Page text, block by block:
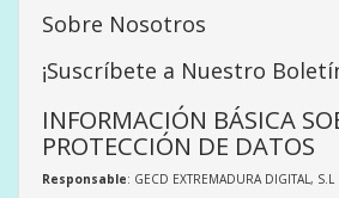
Sobre Nosotros
¡Suscríbete a Nuestro
INFORMACIÓN BÁSICA
PROTECCIÓN DE DATOS
Responsable: GECD EXTREMADURA DIGITAL, S.L